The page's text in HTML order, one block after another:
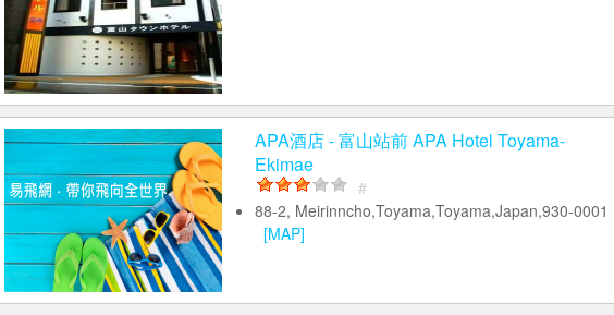
APA酒店 - 富山站前 APA Hotel Toyama-
Ekimae
#
88-2, Meirinncho,Toyama,Toyama,Japan,930-0001
[MAP]